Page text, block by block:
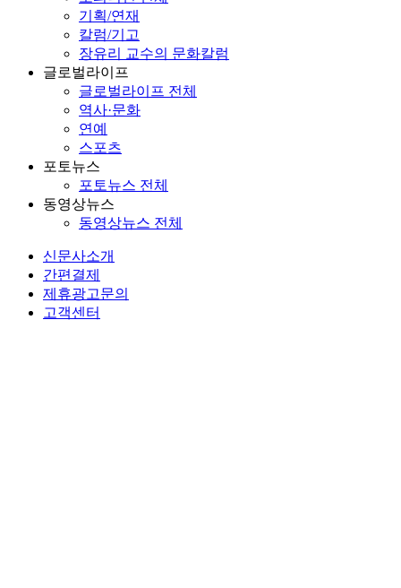
기획/연재
칼럼/기고
장유리 교수의 문화칼럼
글로벌라이프
글로벌라이프 전체
역사·문화
연예
스포츠
포토뉴스
포토뉴스 전체
동영상뉴스
동영상뉴스 전체
신문사소개
간편결제
제휴광고문의
고객센터